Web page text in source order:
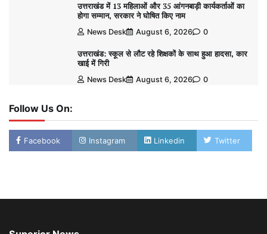
उत्तराखंड में 13 महिलाओं और 35 आंगनबाड़ी कार्यकर्ताओं का
होगा सम्मान, सरकार ने घोषित किए नाम
News Desk August 6, 2026 0
उत्तराखंड: स्कूल से लौट रहे शिक्षकों के साथ हुआ हादसा, कार
खाई में गिरी
News Desk August 6, 2026 0
Follow Us On:
Facebook Instagram Linkedin Twitter